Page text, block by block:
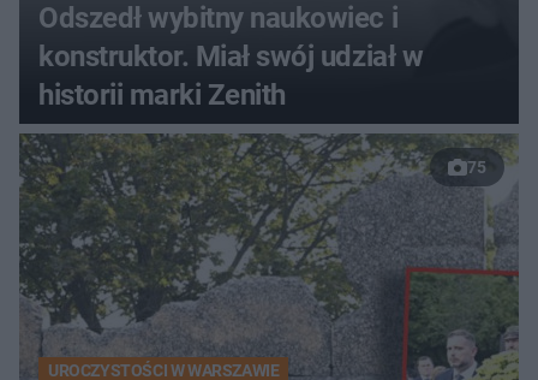
Odszedł wybitny naukowiec i
konstruktor. Miał swój udział w
historii marki Zenith
75
UROCZYSTOŚCI W WARSZAWIE